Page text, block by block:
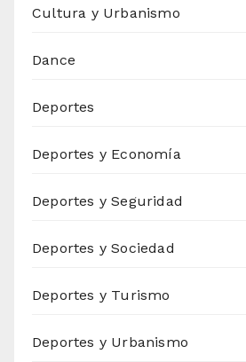
Cultura y Urbanismo
Dance
Deportes
Deportes y Economía
Deportes y Seguridad
Deportes y Sociedad
Deportes y Turismo
Deportes y Urbanismo